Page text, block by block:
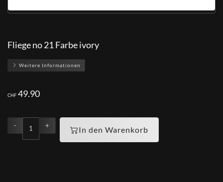
Fliege no 21 Farbe ivory
Weitere Informationen
CHF 49.90
- + In den Warenkorb